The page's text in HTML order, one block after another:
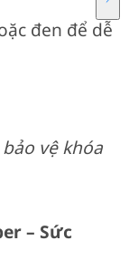
đen để dễ
vệ khóa
– Sức